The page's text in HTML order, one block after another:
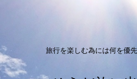
旅行を楽しむ為には何を優